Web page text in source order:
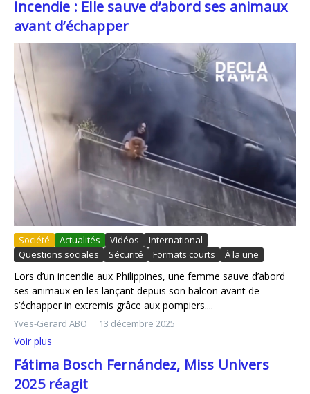
Incendie : Elle sauve d’abord ses animaux
avant d’échapper
Société Actualités Vidéos
International
Questions sociales
Sécurité Formats courts À la une
Lors d’un incendie aux Philippines, une femme sauve d’abord
ses animaux en les lançant depuis son balcon avant de
s’échapper in extremis grâce aux pompiers....
Yves-Gerard ABO 13 décembre 2025
Voir plus
Fátima Bosch Fernández, Miss Univers
2025 réagit